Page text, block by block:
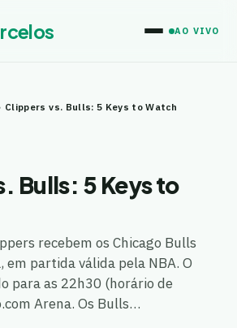
AO VIVO
Clippers vs. Bulls: 5 Keys to Watch
Bulls: 5 Keys to
recebem os Chicago Bulls
partida válida pela NBA. O
para as 22h30 (horário de
Arena. Os Bulls…